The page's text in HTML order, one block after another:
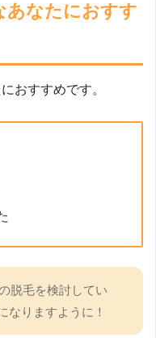
あなたにおすす
おすすめです。
脱毛を検討してい
なりますように！